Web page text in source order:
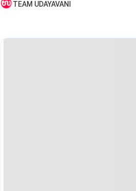
TEAM UDAYAVANI